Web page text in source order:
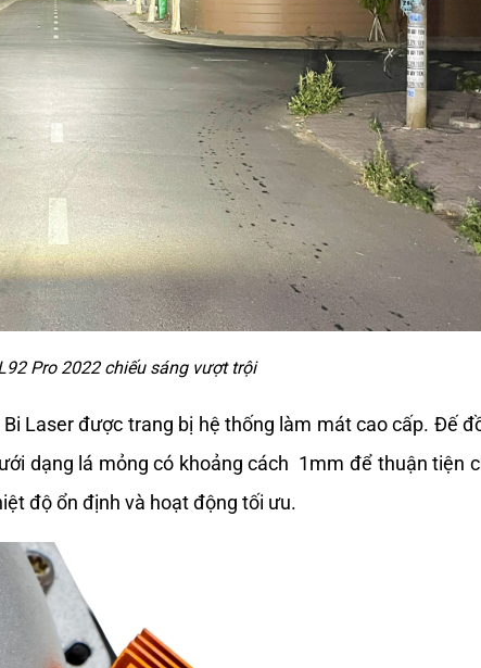
Pro 2022 chiếu sáng vượt trội
Bi Laser được trang bị hệ thống làm mát cao cấp. Đế
dạng lá mỏng có khoảng cách  1mm để thuận tiện
độ ổn định và hoạt động tối ưu.